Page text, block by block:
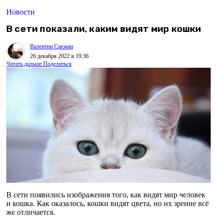
Новости
В сети показали, каким видят мир кошки
Валентин Снежин
26 декабря 2022 в 19:36
Читать дальше Поделиться
В сети появились изображения того, как видят мир человек
и кошка. Как оказалось, кошки видят цвета, но их зрение всё
же отличается.